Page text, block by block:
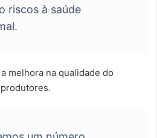
riscos à saúde
melhora na qualidade do